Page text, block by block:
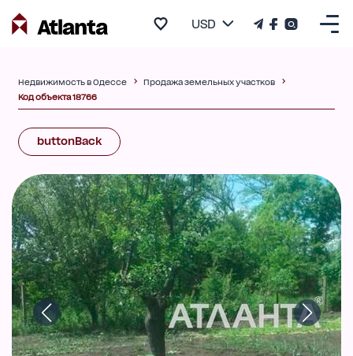
USD
Недвижимость в Одессе
Продажа земельных участков
Код объекта 18766
buttonBack